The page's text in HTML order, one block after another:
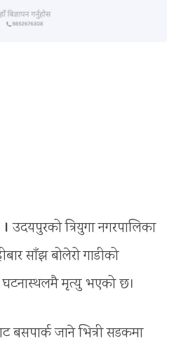
।उदयपुरको त्रियुगा नगरपालिका
साँझ बोलेरो गाडीको
घटनास्थलमै मृत्यु भएको छ।
बसपार्क जाने भित्री सडकमा